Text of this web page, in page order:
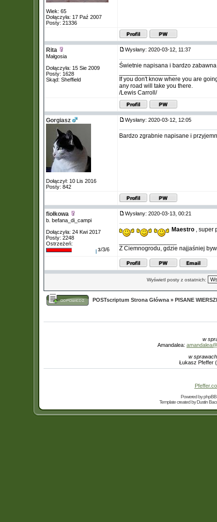
Wiek: 65
Dołączyła: 17 Paź 2007
Posty: 21336
Rita
Małgosia
Dołączyła: 15 Sie 2009
Posty: 1628
Skąd: Sheffield
Wysłany: 2020-03-12, 11:37
Świetnie napisana i bardzo
If you don't know where you are
any road will take you there.
/Lewis Carroll/
Gorgiasz
Dołączył: 10 Lis 2016
Posty: 842
Wysłany: 2020-03-12, 12:05
Bardzo zgrabnie napisane i
fiołkowa
b. befana_di_campi
Dołączyła: 24 Kwi 2017
Posty: 2248
Ostrzeżeń:
3/3/6
Wysłany: 2020-03-13, 00:21
Maestro , super
Z Ciemnogrodu, gdzie najjaśniej
Wyświetl posty z ostatnich:
POSTscriptum Strona Główna » PISANE
w
Amandalea:
w
Łukasz Pfeffer
Powered byphpBB
Template created byDustin